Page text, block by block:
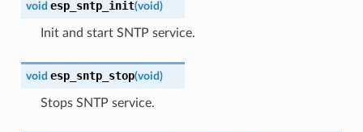
void esp_sntp_init(void)
Init and start SNTP service.
void esp_sntp_stop(void)
Stops SNTP service.